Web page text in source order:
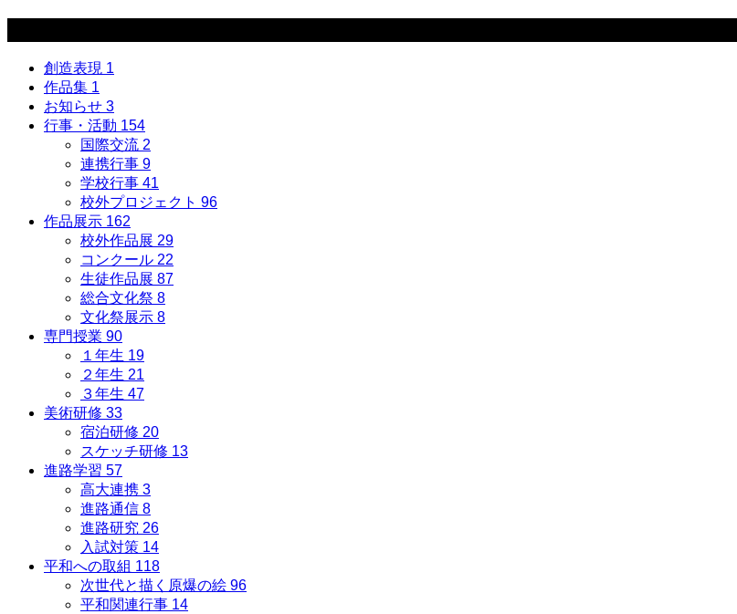
創造表現 1
作品集 1
お知らせ 3
行事・活動 154
国際交流 2
連携行事 9
学校行事 41
校外プロジェクト 96
作品展示 162
校外作品展 29
コンクール 22
生徒作品展 87
総合文化祭 8
文化祭展示 8
専門授業 90
１年生 19
２年生 21
３年生 47
美術研修 33
宿泊研修 20
スケッチ研修 13
進路学習 57
高大連携 3
進路通信 8
進路研究 26
入試対策 14
平和への取組 118
次世代と描く原爆の絵 96
平和関連行事 14